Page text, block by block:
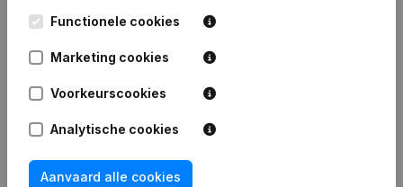
Eigen
vermogen
Personeel
Functionele cookies
Marketing cookies
Voorkeurscookies
Analytische cookies
Aanvaard alle cookies